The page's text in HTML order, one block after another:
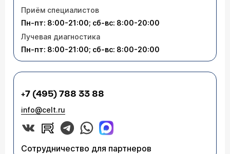
Приём специалистов
Пн-пт: 8:00-21:00; сб-вс: 8:00-20:00
Лучевая диагностика
Пн-пт: 8:00-21:00; сб-вс: 8:00-20:00
+7 (495) 788 33 88
info@celt.ru
Сотрудничество для партнеров